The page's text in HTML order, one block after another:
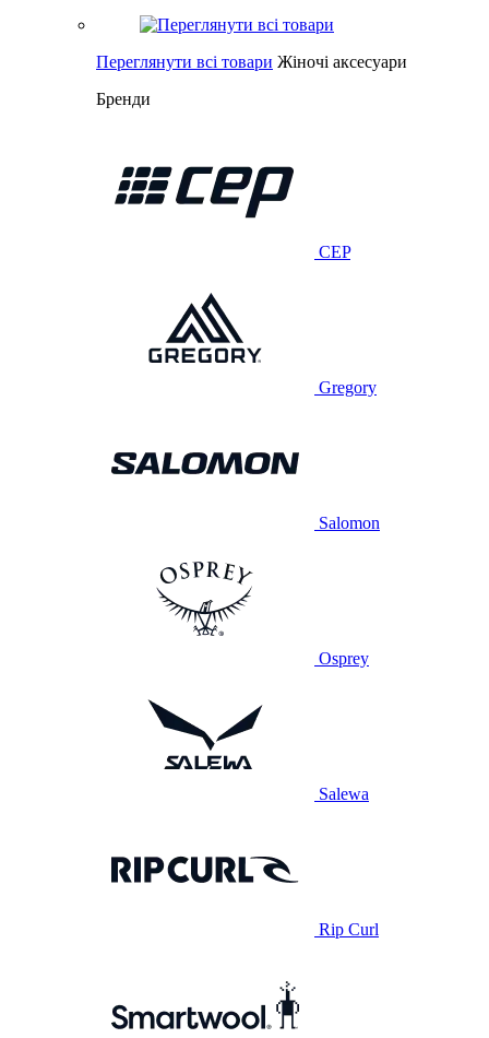
Переглянути всі товари Жіночі аксесуари
Бренди
CEP
Gregory
Salomon
Osprey
Salewa
Rip Curl